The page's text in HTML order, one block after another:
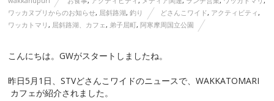
ワッカヌプリからのお知らせ, 屈斜路湖,釣り どさんこワイド, アクティビティ,
ワッカトマリ, 屈斜路湖、カフェ, 弟子屈町,阿寒摩周国立公園
こんにちは。GWがスタートしましたね。
昨日5月1日、STVどさんこワイドのニュースで、WAKKATOMARI
カフェが紹介されました。